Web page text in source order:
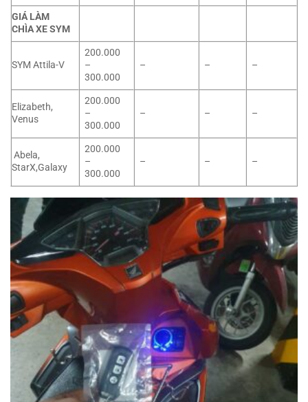
GIÁ LÀM
CHÌA XE SYM
SYM Attila-V
200.000
–
300.000
– – –
Elizabeth,
Venus
200.000
–
300.000
– – –
Abela,
StarX,Galaxy
200.000
–
300.000
– – –